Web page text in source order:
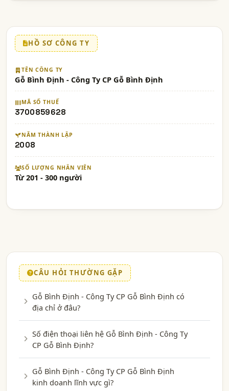
HỒ SƠ CÔNG TY
TÊN CÔNG TY
Gỗ Bình Định - Công Ty CP Gỗ Bình Định
MÃ SỐ THUẾ
3700859628
NĂM THÀNH LẬP
2008
SỐ LƯỢNG NHÂN VIÊN
Từ 201 - 300 người
CÂU HỎI THƯỜNG GẶP
Gỗ Bình Định - Công Ty CP Gỗ Bình Định có
địa chỉ ở đâu?
Số điện thoại liên hệ Gỗ Bình Định - Công Ty
CP Gỗ Bình Định?
Gỗ Bình Định - Công Ty CP Gỗ Bình Định
kinh doanh lĩnh vực gì?